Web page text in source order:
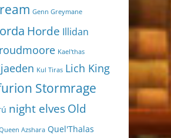
Genn Greymane
Horde Illidan
Kael'thas
Kul Tiras Lich King
Stormrage
night elvesOld
Azshara Quel'Thalas